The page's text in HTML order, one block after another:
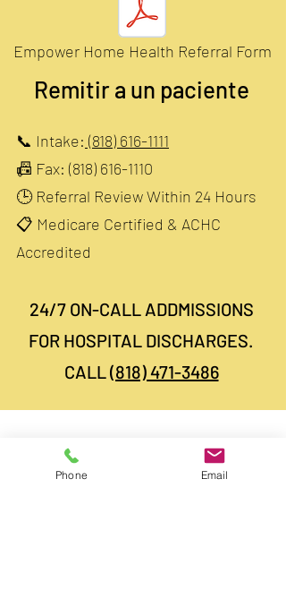
Empower Home Health Referral Form
Remitir a un paciente
📞 Intake: (818) 616-1111
📠 Fax: (818) 616-1110
🕒 Referral Review Within 24 Hours
📋 Medicare Certified & ACHC
Accredited
​24/7 ON-CALL ADDMISSIONS
FOR HOSPITAL DISCHARGES.
CALL(818) 471-3486
Phone Email